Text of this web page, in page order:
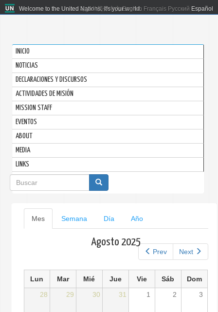
Welcome to the United Nations. It's your world.
العربية 简体中文 English Français Русский Español
INICIO
NOTICIAS
DECLARACIONES Y DISCURSOS
ACTIVIDADES DE MISIÓN
MISSION STAFF
EVENTOS
ABOUT
MEDIA
LINKS
Formulario
de
búsqueda
Solapas
principales
Mes(solapa
activa)
Semana Día Año
Prev Next
Agosto 2025
Lun Mar Mié Jue Vie Sáb
Dom
28
29 30 31 1 2 3